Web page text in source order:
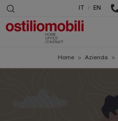
/ EN
Home > Azienda >